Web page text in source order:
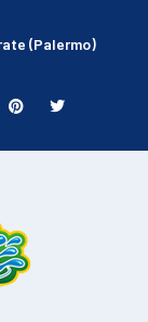
(Palermo)